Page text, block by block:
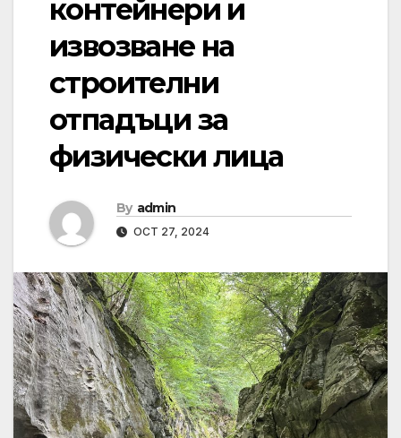
контейнери и
извозване на
строителни
отпадъци за
физически лица
By admin
OCT 27, 2024